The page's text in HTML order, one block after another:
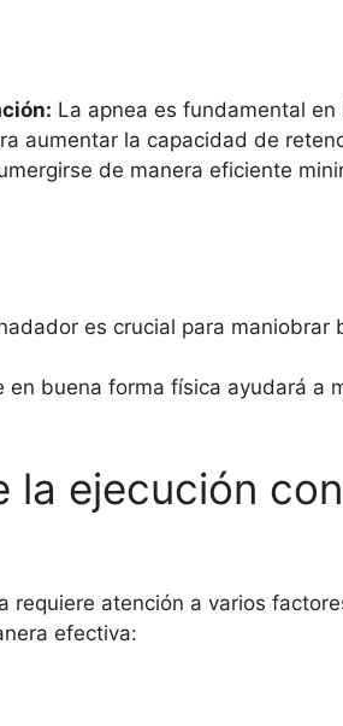
La apnea es fundamental
aumentar la capacidad de
de manera eficiente
es crucial para
en buena forma física ayudará a
la ejecución
requiere atención a varios
efectiva: